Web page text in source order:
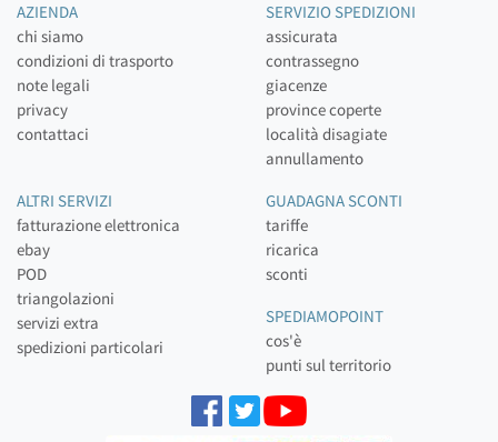
AZIENDA
chi siamo
condizioni di trasporto
note legali
privacy
contattaci
SERVIZIO SPEDIZIONI
assicurata
contrassegno
giacenze
province coperte
località disagiate
annullamento
ALTRI SERVIZI
fatturazione elettronica
ebay
POD
triangolazioni
servizi extra
spedizioni particolari
GUADAGNA SCONTI
tariffe
ricarica
sconti
SPEDIAMOPOINT
cos'è
punti sul territorio